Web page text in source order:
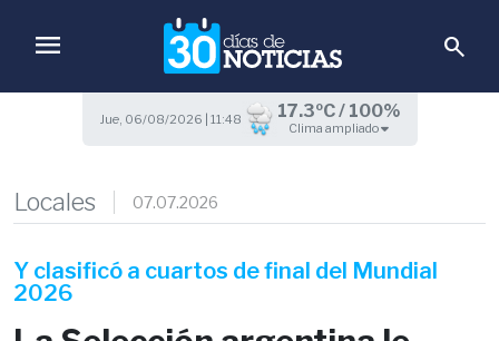
menu search
Jue, 06/08/2026 | 11:48 17.3ºC / 100%
Clima ampliado
Locales 07.07.2026
Y clasificó a cuartos de final del Mundial
2026